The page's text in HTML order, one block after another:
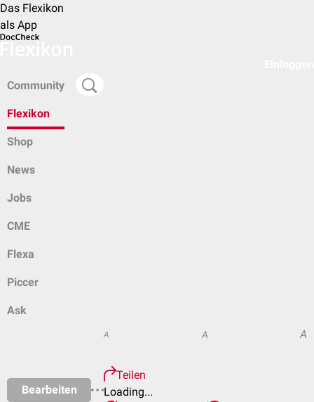
Das Flexikon
als App
Community
Flexikon
Shop
News
Jobs
CME
Flexa
Piccer
Ask
Bearbeiten
A A A
Teilen
Loading...